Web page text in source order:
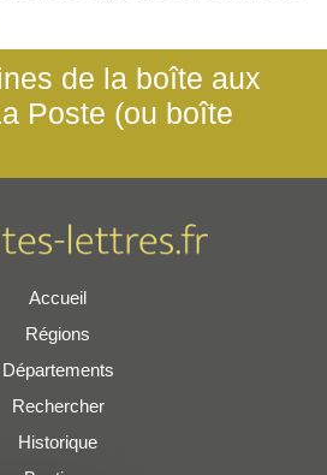
de la boîte aux
Poste (ou boîte
Accueil
Régions
Départements
Rechercher
Historique